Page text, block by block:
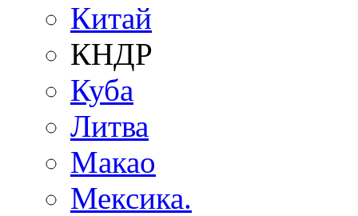
Китай
КНДР
Куба
Литва
Макао
Мексика.